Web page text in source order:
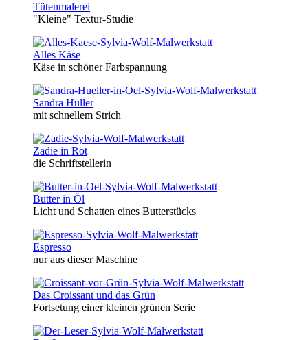
Tütenmalerei
"Kleine" Textur-Studie
Alles Käse
Käse in schöner Farbspannung
Sandra Hüller
mit schnellem Strich
Zadie in Rot
die Schriftstellerin
Butter in Öl
Licht und Schatten eines Butterstücks
Espresso
nur aus dieser Maschine
Das Croissant und das Grün
Fortsetung einer kleinen grünen Serie